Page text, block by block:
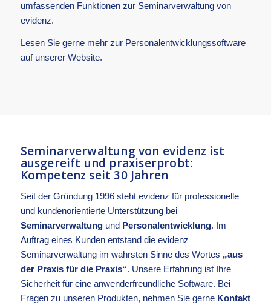
umfassenden Funktionen zur Seminarverwaltung von
evidenz.
Lesen Sie gerne mehr zur Personalentwicklungssoftware
auf unserer Website.
Seminarverwaltung von evidenz ist
ausgereift und praxiserprobt:
Kompetenz seit 30 Jahren
Seit der Gründung 1996 steht evidenz für professionelle
und kundenorientierte Unterstützung bei
Seminarverwaltungund Personalentwicklung. Im
Auftrag eines Kunden entstand die evidenz
Seminarverwaltung im wahrsten Sinne des Wortes „aus
der Praxis für die Praxis“. Unsere Erfahrung ist Ihre
Sicherheit für eine anwenderfreundliche Software. Bei
Fragen zu unseren Produkten, nehmen Sie gerne Kontakt